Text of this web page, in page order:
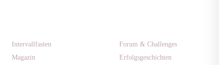
Intervallfasten
Magazin
Forum & Challenges
Erfolgsgeschichten